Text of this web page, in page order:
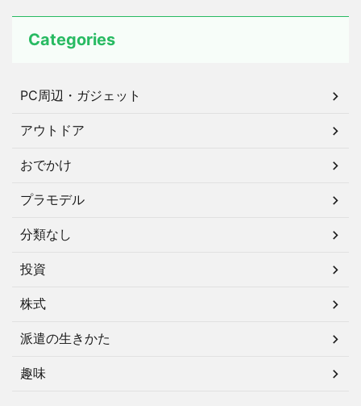
Categories
PC周辺・ガジェット
アウトドア
おでかけ
プラモデル
分類なし
投資
株式
派遣の生きかた
趣味